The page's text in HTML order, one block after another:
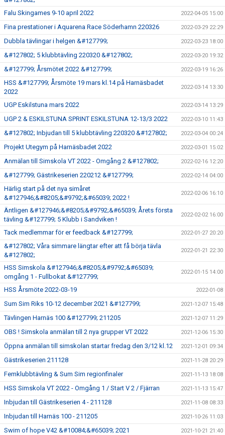
Falu Skingames 9-10 april 2022 2022-04-05 15:00
Fina prestationer i Aquarena Race Söderhamn 220326 2022-03-29 22:29
Dubbla tävlingar i helgen &#127799; 2022-03-23 18:00
&#127802; 5 klubbtävling 220320 &#127802; 2022-03-20 19:32
&#127799; Årsmötet 2022 &#127799; 2022-03-19 16:26
HSS &#127799; Årsmöte 19 mars kl.14 på Harnäsbadet
2022
2022-03-14 13:30
UGP Eskilstuna mars 2022 2022-03-14 13:29
UGP 2 & ESKILSTUNA SPRINT ESKILSTUNA 12-13/3 2022 2022-03-10 11:43
&#127802; Inbjudan till 5 klubbtävling 220320 &#127802; 2022-03-04 00:24
Projekt Utegym på Harnäsbadet 2022 2022-03-01 15:02
Anmälan till Simskola VT 2022 - Omgång 2 &#127802; 2022-02-16 12:20
&#127799; Gästrikeserien 220212 &#127799; 2022-02-14 04:00
Härlig start på det nya simåret
&#127946;&#8205;&#9792;&#65039; 2022 !
2022-02-06 16:10
Äntligen &#127946;&#8205;&#9792;&#65039; Årets första
tävling &#127799; 5 Klubb i Sandviken !
2022-02-02 16:00
Tack medlemmar för er feedback &#127799; 2022-01-27 20:20
&#127802; Våra simmare längtar efter att få börja tävla
&#127802;
2022-01-21 22:30
HSS Simskola &#127946;&#8205;&#9792;&#65039;
omgång 1 - Fullbokat &#127799;
2022-01-15 14:00
HSS Årsmöte 2022-03-19 2022-01-08
Sum Sim Riks 10-12 december 2021 &#127799; 2021-12-07 15:48
Tävlingen Harnäs 100 &#127799; 211205 2021-12-07 11:29
OBS ! Simskola anmälan till 2 nya grupper VT 2022 2021-12-06 15:30
Öppna anmälan till simskolan startar fredag den 3/12 kl.12 2021-12-01 09:34
Gästrikeserien 211128 2021-11-28 20:29
Femklubbtävling & Sum Sim regionfinaler 2021-11-13 18:08
HSS Simskola VT 2022 - Omgång 1 / Start V 2 / Fjärran 2021-11-13 15:47
Inbjudan till Gästrikeserien 4 - 211128 2021-11-08 08:33
Inbjudan till Harnäs 100 - 211205 2021-10-26 11:03
Swim of hope V42 &#10084;&#65039; 2021 2021-10-21 21:40